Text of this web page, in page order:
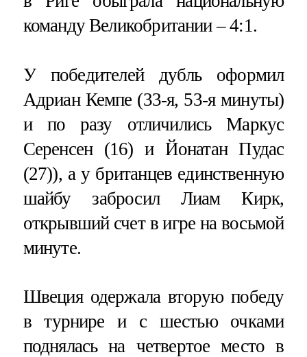
команду Великобритании – 4:1.
У победителей дубль оформил
Адриан Кемпе (33-я, 53-я минуты)
и по разу отличились Маркус
Серенсен (16) и Йонатан Пудас
(27)), а у британцев единственную
шайбу забросил Лиам Кирк,
открывший счет в игре на восьмой
минуте.
Швеция одержала вторую победу
в турнире и с шестью очками
поднялась на четвертое место в